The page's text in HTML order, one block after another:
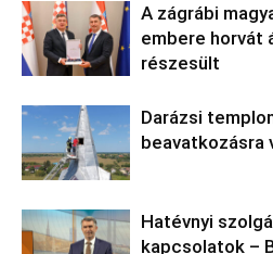
A zágrábi
embere horvát
részesült
Darázsi
beavatkozásra
Hatévnyi
kapcsolatok –